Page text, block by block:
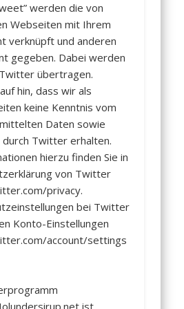
werden die von
Webseiten mit Ihrem
verknüpft und anderen
gegeben. Dabei werden
übertragen.
hin, dass wir als
keine Kenntnis vom
Daten sowie
Twitter erhalten.
hierzu finden Sie in
von Twitter
privacy.
bei Twitter
Konto-Einstellungen
account/settings